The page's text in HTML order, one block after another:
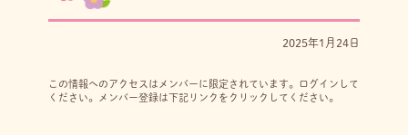
2025年1月24日
この情報へのアクセスはメンバーに限定されています。ログインして
ください。メンバー登録は下記リンクをクリックしてください。